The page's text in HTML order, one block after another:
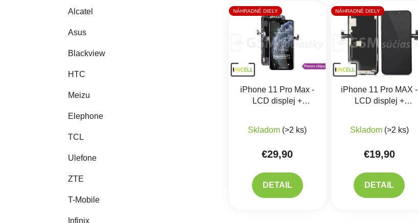
Alcatel
Asus
Blackview
HTC
Meizu
Elephone
TCL
Ulefone
ZTE
T-Mobile
Infinix
Výpis produktov
NÁHRADNÉ DIELY
iPhone 11 Pro Max -
LCD displej +
Skladom (>2 ks)
€29,90
DETAIL
NÁHRADNÉ DIELY
iPhone 11 Pro MAX -
LCD displej +
Skladom (>2 ks)
€19,90
DETAIL